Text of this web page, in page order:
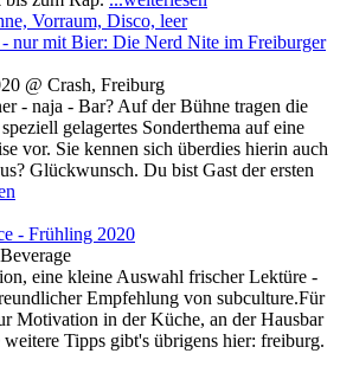
nur mit Bier: Die Nerd Nite im Freiburger
@ Crash, Freiburg
- naja - Bar? Auf der Bühne tragen die
gelagertes Sonderthema auf eine
vor. Sie kennen sich überdies hierin auch
Glückwunsch. Du bist Gast der ersten
- Frühling 2020
eine kleine Auswahl frischer Lektüre -
Empfehlung von subculture.Für
Motivation in der Küche, an der Hausbar
Tipps gibt's übrigens hier: freiburg.